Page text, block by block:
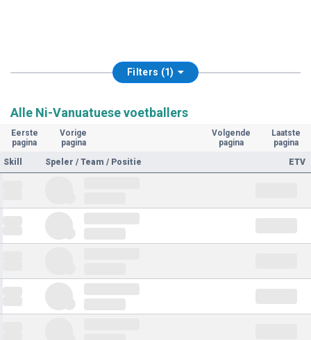
Filters (1)
Alle Ni-Vanuatuese voetballers
Eerste
pagina
Vorige
pagina
Volgende
pagina
Laatste
pagina
Skill
Speler / Team / Positie ETV